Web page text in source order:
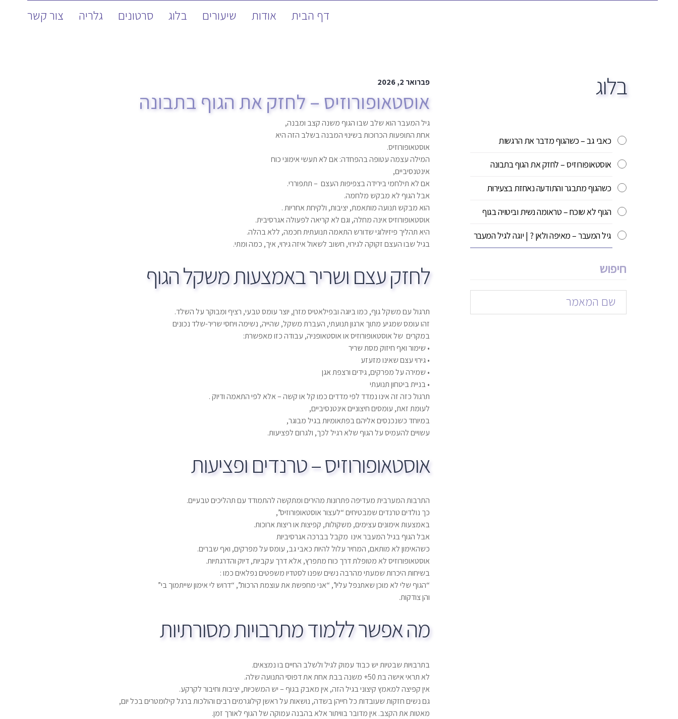
דף הבית אודות שיעורים בלוג סרטונים גלריה צור קשר
פברואר 2, 2026
אוסטאופורוזיס – לחזק את הגוף בתבונה
גיל המעבר הוא שלב שבו הגוף משנה קצב ומבנה,
אחת התופעות הכרוכות בשינוי המבנה בשלב הזה היא
אוסטאופורוזיס.
המילה עצמה עטופה בהפחדה: אם לא תעשי אימוני כוח
אינטנסיביים,
אם לא תילחמי בירידה בצפיפות העצם – תתפוררי.
אבל הגוף לא מבקש מלחמה.
הוא מבקש תנועה מותאמת, יציבות, ולקיחת אחריות .
אוסטאופורוזיס אינה מחלה, וגם לא קריאה לפעולה אגרסיבית.
היא תהליך פיזיולוגי שדורש התאמה תנועתית חכמה, ללא בהלה.
בגיל שבו העצם זקוקה לגירוי, חשוב לשאול איזה גירוי, איך, כמה ומתי.
לחזק עצם ושריר באמצעות משקל הגוף
תרגול עם משקל גוף, כמו ביוגה ובפילאטיס מזרן, יוצר עומס טבעי, רציף ומבוקר על השלד.
זהו עומס שמגיע מתוך ארגון תנועתי, העברת משקל, שהייה, נשימה ויחסי שריר-שלד נכונים
במקרים של אוסטאופורוזיס או אוסטאופניה, עבודה כזו מאפשרת:
• שימור ואף חיזוק מסת שריר
• גירוי עצם שאינו מזעזע
• שמירה על מפרקים, גידים ורצפת אגן
• בניית ביטחון תנועתי
תרגול כזה זה אינו נמדד לפי מדדים כמו קל או קשה – אלא לפי התאמה ודיוק .
לעומת זאת, עומסים חיצוניים אינטנסיביים,
במיוחד כשנכנסים אליהם בפתאומיות בגיל מבוגר,
עשויים להעמיס על הגוף שלא רגיל לכך, ולגרום לפציעות.
אוסטאופורוזיס – טרנדים ופציעות
התרבות המערבית מעדיפה פתרונות מהירים ומתקשה להתמודד עם תהליכים טבעיים.
כך נולדים טרנדים שמבטיחים “לעצור אוסטאופורוזיס”,
באמצעות אימונים עצימים, משקולות, קפיצות או ריצות ארוכות.
אבל הגוף בגיל המעבר אינו מקבל בברכה אגרסיביות
כשהאימון לא מותאם, המחיר עלול להיות כאבי גב, עומס על מפרקים, ואף שברים.
אוסטאופורוזיס לא מטופלת דרך כוח מתפרץ, אלא דרך עקביות, דיוק והדרגתיות.
בשיחות היכרות שמעתי מהרבה נשים שפנו לסטדיו משפטים נפלאים כמו :
“הגוף שלי לא מוכן שאתנפל עליו”, “אני מחפשת את עוצמת הרכות”, “דרוש לי אימון שייתמוך בי”
והן צודקות.
מה אפשר ללמוד מתרבויות מסורתיות
בתרבויות שבטיות יש כבוד עמוק לגיל ולשלב החיים בו נמצאים.
לא תראי אישה בת 50+ משנה בבת אחת את דפוסי התנועה שלה.
אין קפיצה למאמץ קיצוני בגיל הזה, אין מאבק בגוף – יש המשכיות, יציבות וחיבור לקרקע.
גם נשים חזקות שעובדות כל חייהן בשדה, נושאות על ראשן קילוגרמים רבים והולכות ברגל קילומטרים בכל יום,
מאטות את הקצב. אין מדובר בוויתור אלא בהבנה עמוקה של הגוף לאורך זמן.
בלוג
כאבי גב – כשהגוף מדבר את הרגשות
אוסטאופורוזיס – לחזק את הגוף בתבונה
כשהגוף מתבגר והתודעה נאחזת בצעירוּת
הגוף לא שוכח – טראומה נשית וביטויה בגוף
גיל המעבר – מאיפה ולאן ? | יוגה לגיל המעבר
חיפוש